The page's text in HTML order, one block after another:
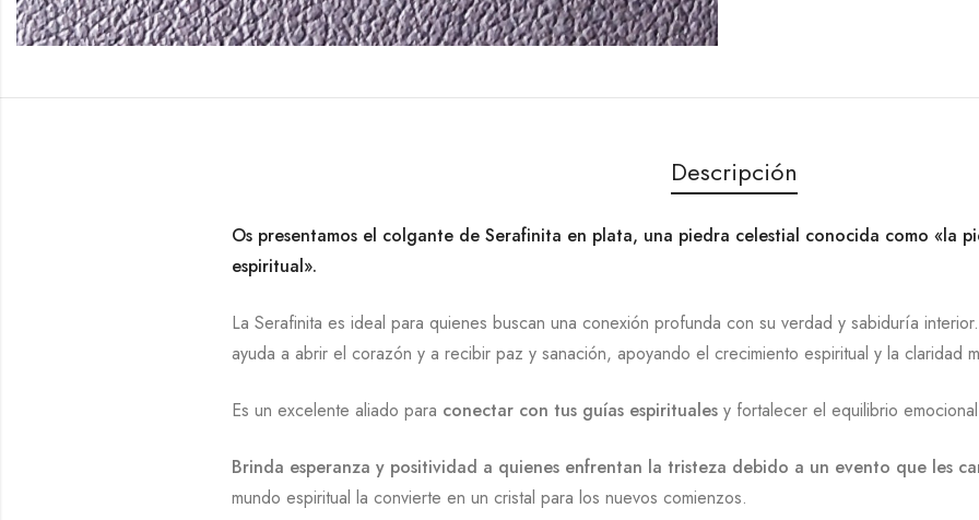
Descripción
Os presentamos el colgante de Serafinita en plata, una piedra celestial conocida como «la
espiritual».
La Serafinita es ideal para quienes buscan una conexión profunda con su verdad y sabiduría
ayuda a abrir el corazón y a recibir paz y sanación, apoyando el crecimiento espiritual y la claridad
Es un excelente aliado para conectar con tus guías espirituales y fortalecer el equilibrio
Brinda esperanza y positividad a quienes enfrentan la tristeza debido a un evento que les
mundo espiritual la convierte en un cristal para los nuevos comienzos.